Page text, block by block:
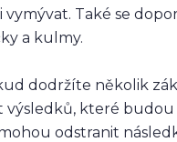
Také se
a kulmy.
dodržíte několik
výsledků, které
odstranit